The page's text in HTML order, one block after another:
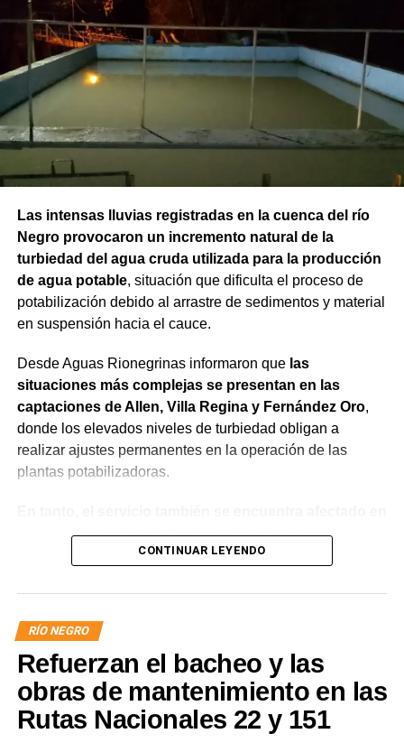
Las intensas lluvias registradas en la cuenca del río
Negro provocaron un incremento natural de la
turbiedad del agua cruda utilizada para la producción
de agua potable, situación que dificulta el proceso de
potabilización debido al arrastre de sedimentos y material
en suspensión hacia el cauce.
Desde Aguas Rionegrinas informaron que las
situaciones más complejas se presentan en las
captaciones de Allen, Villa Regina y Fernández Oro,
donde los elevados niveles de turbiedad obligan a
realizar ajustes permanentes en la operación de las
plantas potabilizadoras.
General Roca, Cipolletti y Balsa Las Perlas,
localidades donde podrían registrarse bajas de
trabaja para sostener la producción de agua potable.
Por otra parte, en Gral. E. Godoy se registran valores de
turbiedad cercanos a 80 NTU, mientras que en
Chichinales rondan los 10 NTU. En ambos casos, las
plantas continúan funcionando con monitoreo
permanente.
CONTINUAR LEYENDO
RÍO NEGRO
Refuerzan el bacheo y las
obras de mantenimiento en las
Rutas Nacionales 22 y 151